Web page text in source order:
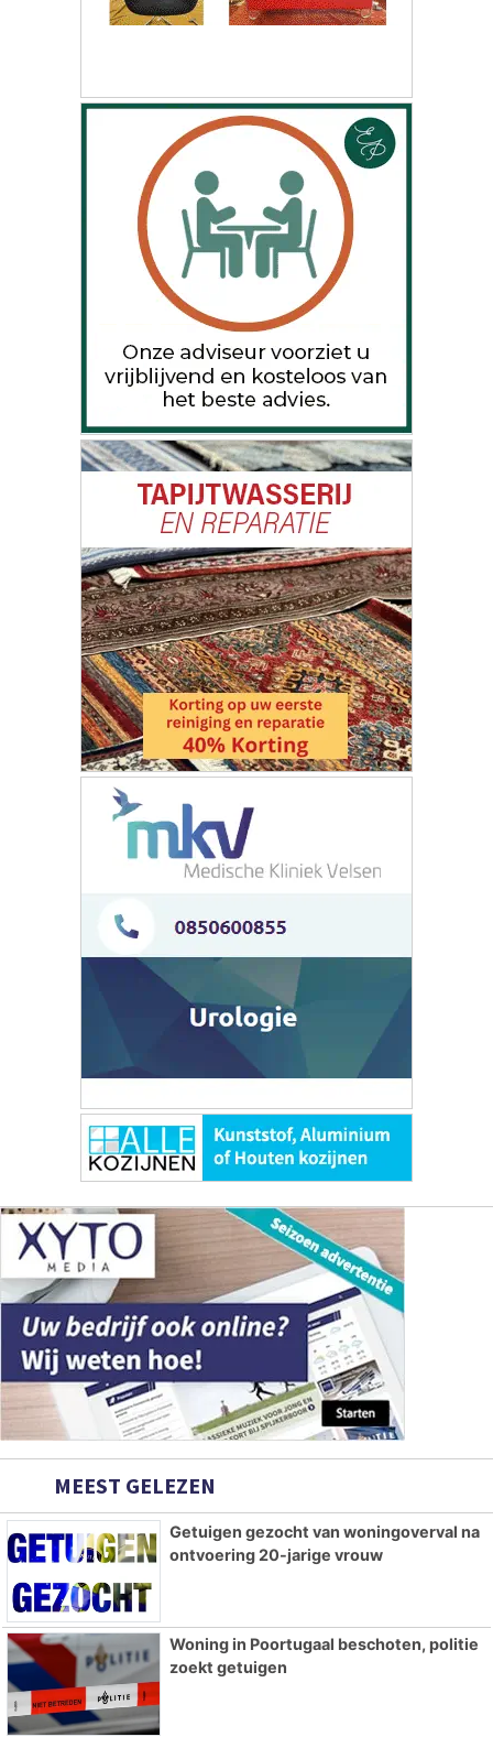
MEEST GELEZEN
Getuigen gezocht van woningoverval na
ontvoering 20-jarige vrouw
Woning in Poortugaal beschoten, politie
zoekt getuigen